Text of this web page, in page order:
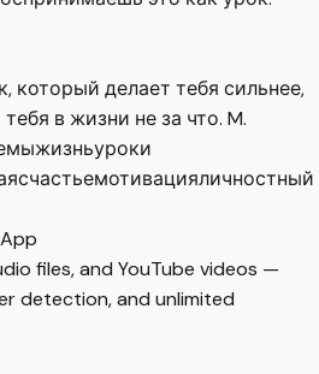
который делает тебя сильнее,
в жизни не за что. M.
жизньуроки
счастьемотивацияличностный
files, and YouTube videos —
detection, and unlimited